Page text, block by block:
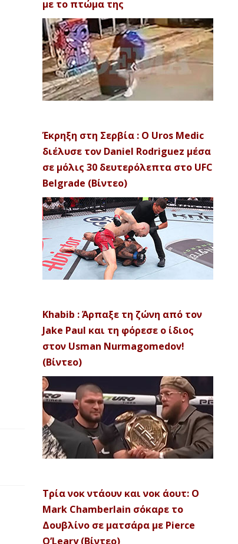
με το πτώμα της
Έκρηξη στη Σερβία : Ο Uros Medic
διέλυσε τον Daniel Rodriguez μέσα
σε μόλις 30 δευτερόλεπτα στο UFC
Belgrade (Βίντεο)
Khabib : Άρπαξε τη ζώνη από τον
Jake Paul και τη φόρεσε ο ίδιος
στον Usman Nurmagomedov!
(Βίντεο)
Τρία νοκ ντάουν και νοκ άουτ: Ο
Mark Chamberlain σόκαρε το
Δουβλίνο σε ματσάρα με Pierce
O’Leary (Βίντεο)